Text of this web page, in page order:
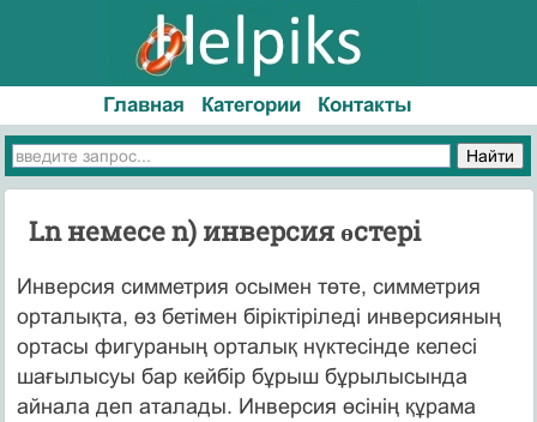
Главная Категории Контакты
Ln немесе n) инверсия өстерi
Инверсия симметрия осымен төте, симметрия
орталықта, өз бетімен біріктіріледі инверсияның
ортасы фигураның орталық нүктесiнде келесi
шағылысуы бар кейбiр бұрыш бұрылысында
айнала деп аталады. Инверсия өсiнiң құрама